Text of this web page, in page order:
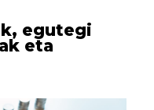
egutegi
eta